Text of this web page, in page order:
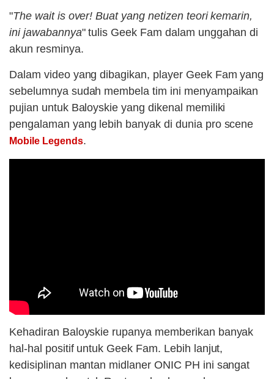
"The wait is over! Buat yang netizen teori kemarin,
ini jawabannya" tulis Geek Fam dalam unggahan di
akun resminya.
Dalam video yang dibagikan, player Geek Fam yang
sebelumnya sudah membela tim ini menyampaikan
pujian untuk Baloyskie yang dikenal memiliki
pengalaman yang lebih banyak di dunia pro scene
Mobile Legends.
Kehadiran Baloyskie rupanya memberikan banyak
hal-hal positif untuk Geek Fam. Lebih lanjut,
kedisiplinan mantan midlaner ONIC PH ini sangat